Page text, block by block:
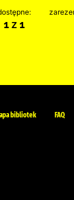
1 z 1
bibliotek FAQ